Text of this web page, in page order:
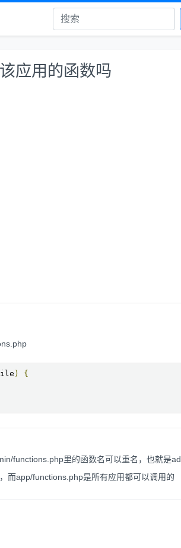
应用的函数吗
)
{
functions.php里的函数名可以重名，也就是ad
而app/functions.php是所有应用都可以调用的